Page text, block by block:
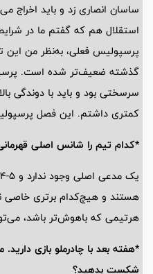
ساسان انصاری زد و باید اخراج
استقلال هم که گفتم ما در شرایط
پرسپولیس فعلی، به‌نظر من
گذشته ضعیف‌تر شده است.
سرسختی بود و باید با دوندگی
کمتری داشتم. این فصل
*کدام تیم را شانس اصلی
هستند و هیچ‌کدام برتری خاصی
هرتیمی که باهوش‌تر باشد،
*هفته بعد با چادرملو بازی
شکست بدهید؟